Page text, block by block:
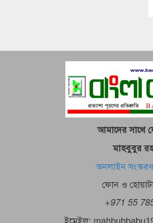
আমাদের সাথে
মাহবুবুর
অনলাইন
ফোন ও
+971 55
ইমেইল: